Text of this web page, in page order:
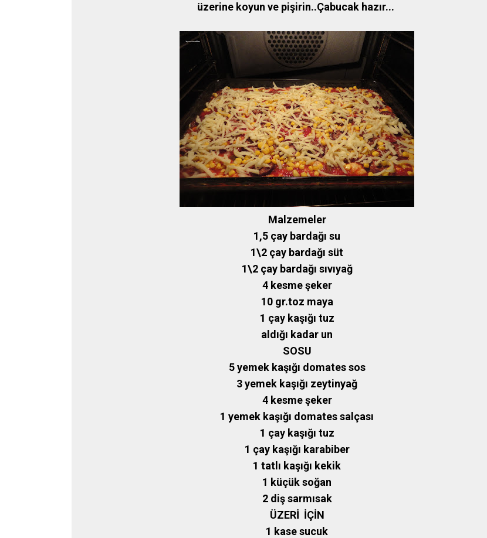
üzerine koyun ve pişirin..Çabucak hazır...
Malzemeler
1,5 çay bardağı su
1\2 çay bardağı süt
1\2 çay bardağı sıvıyağ
4 kesme şeker
10 gr.toz maya
1 çay kaşığı tuz
aldığı kadar un
SOSU
5 yemek kaşığı domates sos
3 yemek kaşığı zeytinyağ
4 kesme şeker
1 yemek kaşığı domates salçası
1 çay kaşığı tuz
1 çay kaşığı karabiber
1 tatlı kaşığı kekik
1 küçük soğan
2 diş sarmısak
ÜZERİ İÇİN
1 kase sucuk